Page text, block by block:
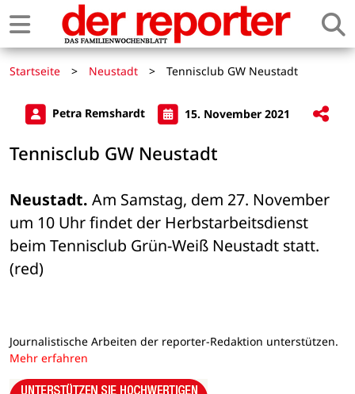
Startseite > Neustadt > Tennisclub GW Neustadt
Petra Remshardt 15. November 2021
Tennisclub GW Neustadt
Neustadt. Am Samstag, dem 27. November
um 10 Uhr findet der Herbstarbeitsdienst
beim Tennisclub Grün-Weiß Neustadt statt.
(red)
Journalistische Arbeiten der reporter-Redaktion unterstützen.
Mehr erfahren